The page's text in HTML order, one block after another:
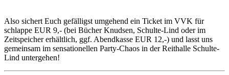
Also sichert Euch gefälligst umgehend ein Ticket im VVK für
schlappe EUR 9,- (bei Bücher Knudsen, Schulte-Lind oder im
Zeitspeicher erhältlich, ggf. Abendkasse EUR 12,-) und lasst uns
gemeinsam im sensationellen Party-Chaos in der Reithalle Schulte-
Lind untergehen!